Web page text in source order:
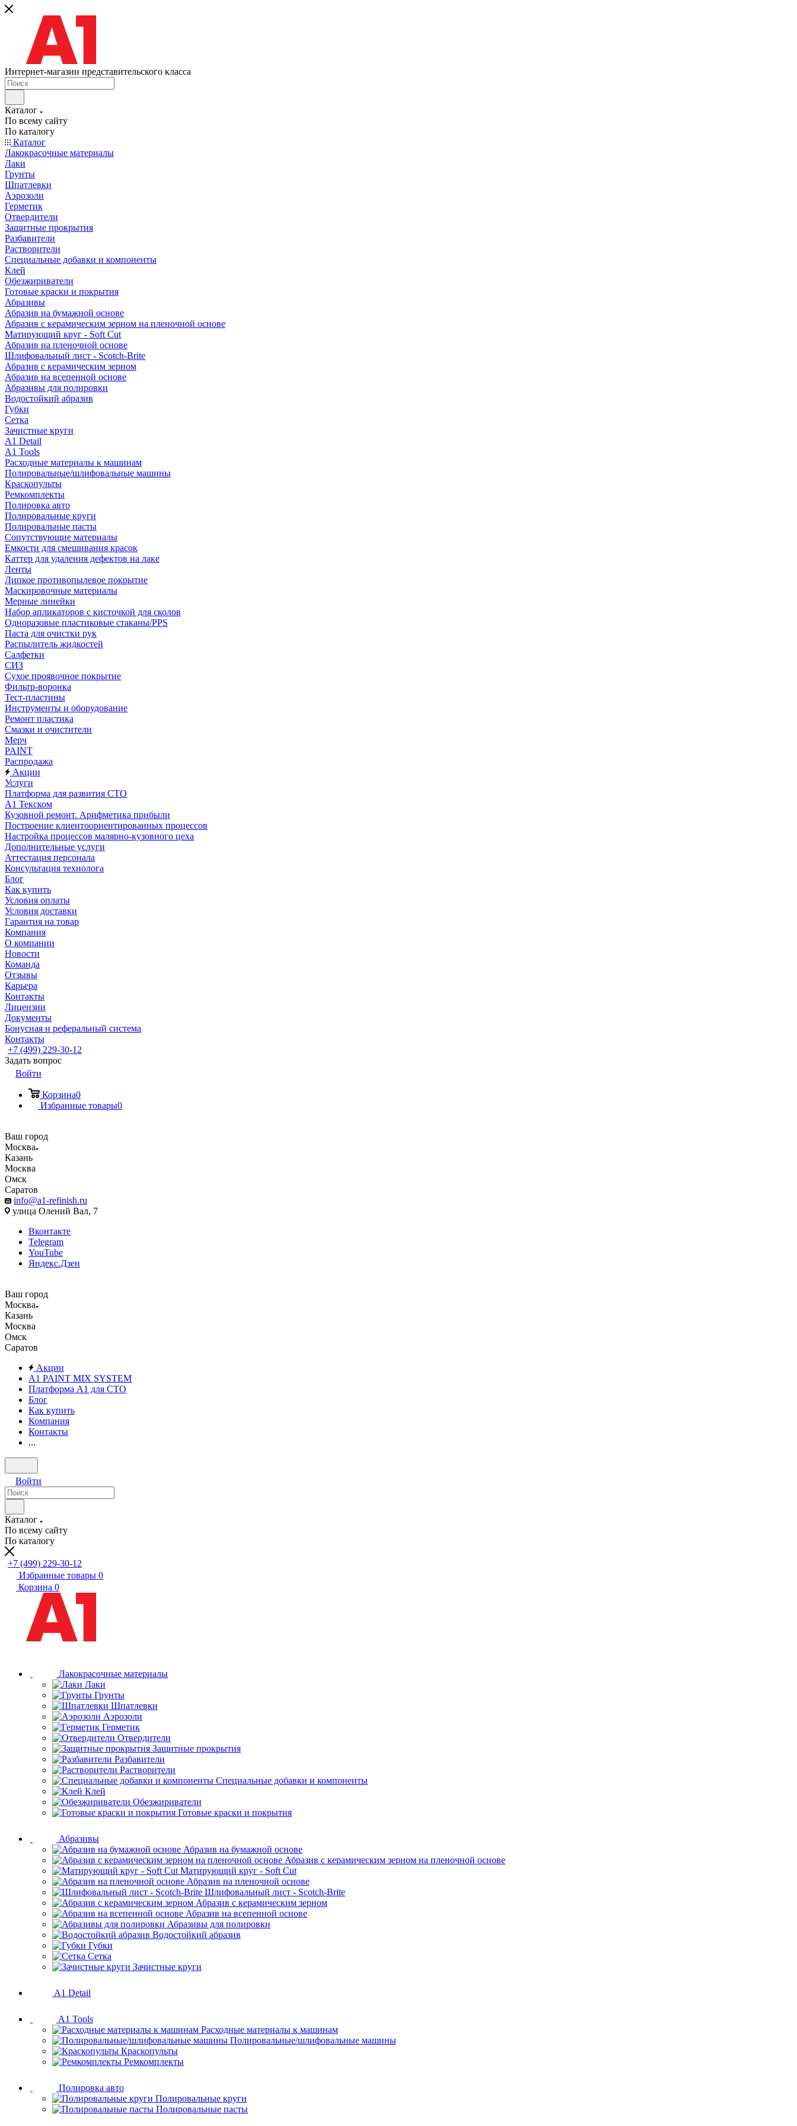
Интернет-магазин представительского класса
Каталог
По всему сайту
По каталогу
Каталог
Лакокрасочные материалы
Лаки
Грунты
Шпатлевки
Аэрозоли
Герметик
Отвердители
Защитные прокрытия
Разбавители
Растворители
Специальные добавки и компоненты
Клей
Обезжириватели
Готовые краски и покрытия
Абразивы
Абразив на бумажной основе
Абразив с керамическим зерном на пленочной основе
Матирующий круг - Soft Cut
Абразив на пленочной основе
Шлифовальный лист - Scotch-Brite
Абразив с керамическим зерном
Абразив на всепенной основе
Абразивы для полировки
Водостойкий абразив
Губки
Сетка
Зачистные круги
A1 Detail
A1 Tools
Расходные материалы к машинам
Полировальные/шлифовальные машины
Краскопульты
Ремкомплекты
Полировка авто
Полировальные круги
Полировальные пасты
Сопутствующие материалы
Емкости для смешивания красок
Каттер для удаления дефектов на лаке
Ленты
Липкое противопылевое покрытие
Маскировочные материалы
Мерные линейки
Набор апликаторов с кисточкой для сколов
Одноразовые пластиковые стаканы/PPS
Паста для очистки рук
Распылитель жидкостей
Салфетки
СИЗ
Сухое проявочное покрытие
Фильтр-воронка
Тест-пластины
Инструменты и оборудование
Ремонт пластика
Смазки и очистители
Мерч
PAINT
Распродажа
Акции
Услуги
Платформа для развития СТО
А1 Текском
Кузовной ремонт. Арифметика прибыли
Построение клиентоориентированных процессов
Настройка процессов малярно-кузовного цеха
Дополнительные услуги
Аттестация персонала
Консультация технолога
Блог
Как купить
Условия оплаты
Условия доставки
Гарантия на товар
Компания
О компании
Новости
Команда
Отзывы
Карьера
Контакты
Лицензии
Документы
Бонусная и реферальный система
Контакты
+7 (499) 229-30-12
Задать вопрос
Войти
Корзина0
Избранные товары0
Ваш город
Москва
Казань
Москва
Омск
Саратов
info@a1-refinish.ru
улица Олений Вал, 7
Вконтакте
Telegram
YouTube
Яндекс.Дзен
Ваш город
Москва
Казань
Москва
Омск
Саратов
Акции
A1 PAINT MIX SYSTEM
Платформа А1 для СТО
Блог
Как купить
Компания
Контакты
...
Войти
Каталог
По всему сайту
По каталогу
+7 (499) 229-30-12
Избранные товары 0
Корзина 0
Лакокрасочные материалы
Лаки
Грунты
Шпатлевки
Аэрозоли
Герметик
Отвердители
Защитные прокрытия
Разбавители
Растворители
Специальные добавки и компоненты
Клей
Обезжириватели
Готовые краски и покрытия
Абразивы
Абразив на бумажной основе
Абразив с керамическим зерном на пленочной основе
Матирующий круг - Soft Cut
Абразив на пленочной основе
Шлифовальный лист - Scotch-Brite
Абразив с керамическим зерном
Абразив на всепенной основе
Абразивы для полировки
Водостойкий абразив
Губки
Сетка
Зачистные круги
A1 Detail
A1 Tools
Расходные материалы к машинам
Полировальные/шлифовальные машины
Краскопульты
Ремкомплекты
Полировка авто
Полировальные круги
Полировальные пасты